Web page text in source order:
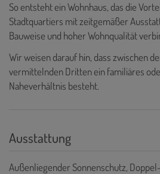
So entsteht ein Wohnhaus, das die
Stadtquartiers mit zeitgemäßer
Bauweise und hoher Wohnqualität
Wir weisen darauf hin, dass zwischen
vermittelnden Dritten ein familiäres
Naheverhältnis besteht.
Ausstattung
Außenliegender Sonnenschutz